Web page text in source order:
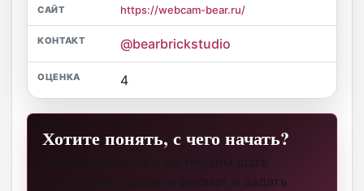
https://webcam-bear.ru/
@bearbrickstudio
4
Хотите понять, с чего начать?
Оставьте контакт. На первом шаге
достаточно выбрать формат и задать